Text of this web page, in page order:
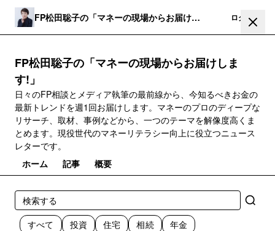
FP松田聡子の「マネーの現場からお届けし
ログイン
FP松田聡子の「マネーの現場からお届けしま
す!」
日々のFP相談とメディア執筆の最前線から、今知るべきお金の
最新トレンドを週1回お届けします。マネーのプロのディープな
リサーチ、取材、事例などから、一つのテーマを解像度高くま
とめます。現役世代のマネーリテラシー向上に役立つニュース
レターです。
ホーム
記事 概要
すべて 投資 住宅 相続 年金